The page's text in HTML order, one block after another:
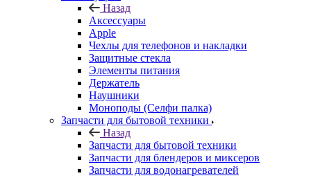
Назад
Аксессуары
Apple
Чехлы для телефонов и накладки
Защитные стекла
Элементы питания
Держатель
Наушники
Моноподы (Селфи палка)
Запчасти для бытовой техники
Назад
Запчасти для бытовой техники
Запчасти для блендеров и миксеров
Запчасти для водонагревателей